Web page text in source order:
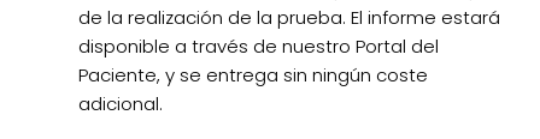
de la realización de la prueba. El informe estará
disponible a través de nuestro Portal del
Paciente, y se entrega sin ningún coste
adicional.